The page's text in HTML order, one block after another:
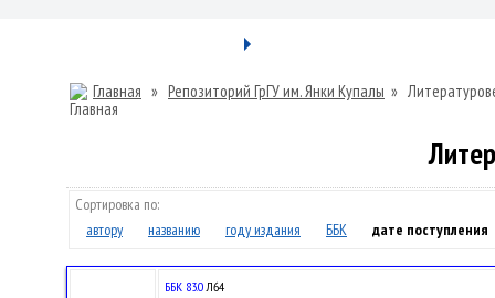
Главная » Репозиторий ГрГУ им. Янки Купалы »
Сортировка по:
автору
названию году издания ББК дате поступления
ББК 83.0Л64